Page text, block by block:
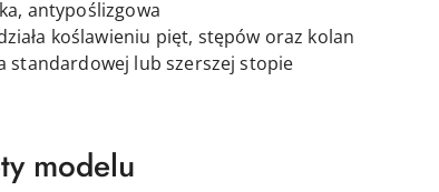
antypoślizgowa
koślawieniu pięt, stępów oraz kolan
standardowej lub szerszej stopie
modelu